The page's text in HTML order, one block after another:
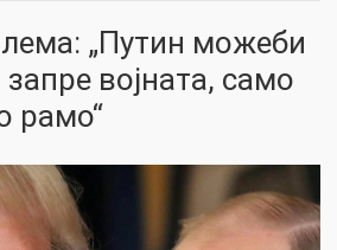
„Путин можеби
запре војната, само
рамо“